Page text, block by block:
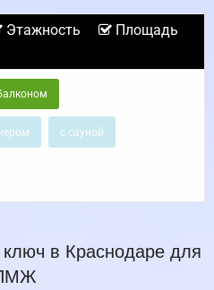
Этажность
Площадь
с сауной
в Краснодаре для